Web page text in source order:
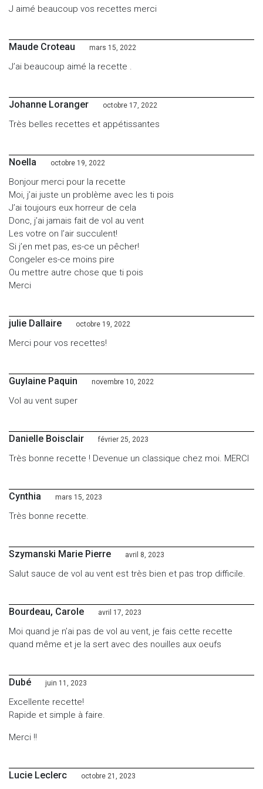
J aimé beaucoup vos recettes merci
Maude Croteau mars 15, 2022
J’ai beaucoup aimé la recette .
Johanne Loranger octobre 17, 2022
Très belles recettes et appétissantes
Noella octobre 19, 2022
Bonjour merci pour la recette
Moi, j’ai juste un problème avec les ti pois
J’ai toujours eux horreur de cela
Donc, j’ai jamais fait de vol au vent
Les votre on l’air succulent!
Si j’en met pas, es-ce un pêcher!
Congeler es-ce moins pire
Ou mettre autre chose que ti pois
Merci
julie Dallaire octobre 19, 2022
Merci pour vos recettes!
Guylaine Paquin novembre 10, 2022
Vol au vent super
Danielle Boisclair février 25, 2023
Très bonne recette ! Devenue un classique chez moi. MERCI
Cynthia mars 15, 2023
Très bonne recette.
Szymanski Marie Pierre avril 8, 2023
Salut sauce de vol au vent est très bien et pas trop difficile.
Bourdeau, Carole avril 17, 2023
Moi quand je n’ai pas de vol au vent, je fais cette recette
quand même et je la sert avec des nouilles aux oeufs
Dubé juin 11, 2023
Excellente recette!
Rapide et simple à faire.
Merci !!
Lucie Leclerc octobre 21, 2023